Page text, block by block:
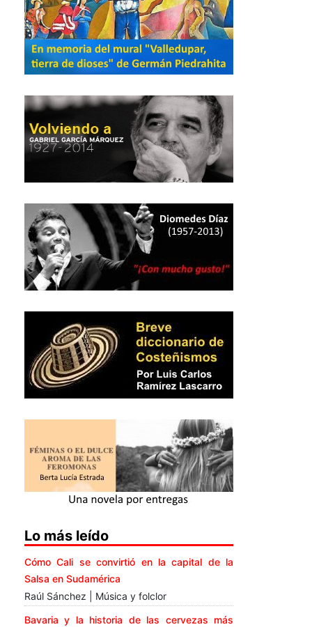
Lo más leído
Cómo Cali se convirtió en la capital de la
Salsa en Sudamérica
Raúl Sánchez | Música y folclor
Bavaria y la historia de las cervezas más